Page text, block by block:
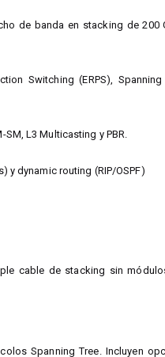
de banda en stacking de 200
Switching (ERPS), Spanning
SM, L3 Multicasting y PBR.
y dynamic routing (RIP/OSPF)
cable de stacking sin
Spanning Tree. Incluyen